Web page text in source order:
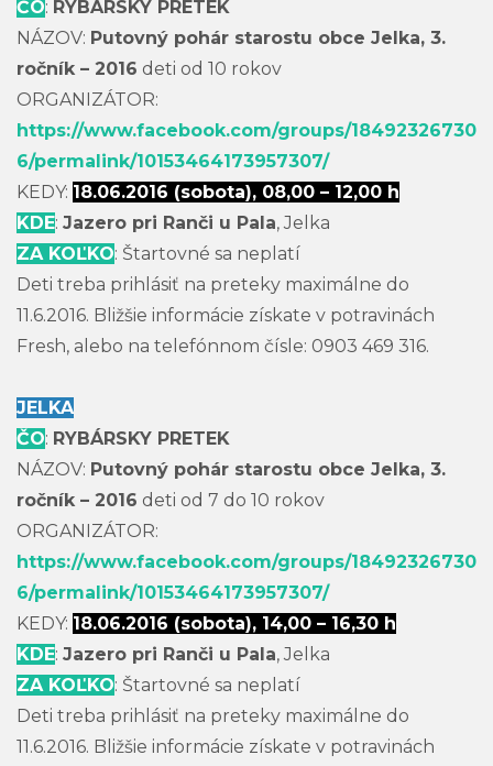
ČO: RYBÁRSKY PRETEK
NÁZOV: Putovný pohár starostu obce Jelka, 3.
ročník – 2016 deti od 10 rokov
ORGANIZÁTOR:
https://www.facebook.com/groups/18492326730
6/permalink/10153464173957307/
KEDY: 18.06.2016 (sobota), 08,00 – 12,00 h
KDE: Jazero pri Ranči u Pala, Jelka
ZA KOĽKO: Štartovné sa neplatí
Deti treba prihlásiť na preteky maximálne do
11.6.2016. Bližšie informácie získate v potravinách
Fresh, alebo na telefónnom čísle: 0903 469 316.
JELKA
ČO: RYBÁRSKY PRETEK
NÁZOV: Putovný pohár starostu obce Jelka, 3.
ročník – 2016 deti od 7 do 10 rokov
ORGANIZÁTOR:
https://www.facebook.com/groups/18492326730
6/permalink/10153464173957307/
KEDY: 18.06.2016 (sobota), 14,00 – 16,30 h
KDE: Jazero pri Ranči u Pala, Jelka
ZA KOĽKO: Štartovné sa neplatí
Deti treba prihlásiť na preteky maximálne do
11.6.2016. Bližšie informácie získate v potravinách